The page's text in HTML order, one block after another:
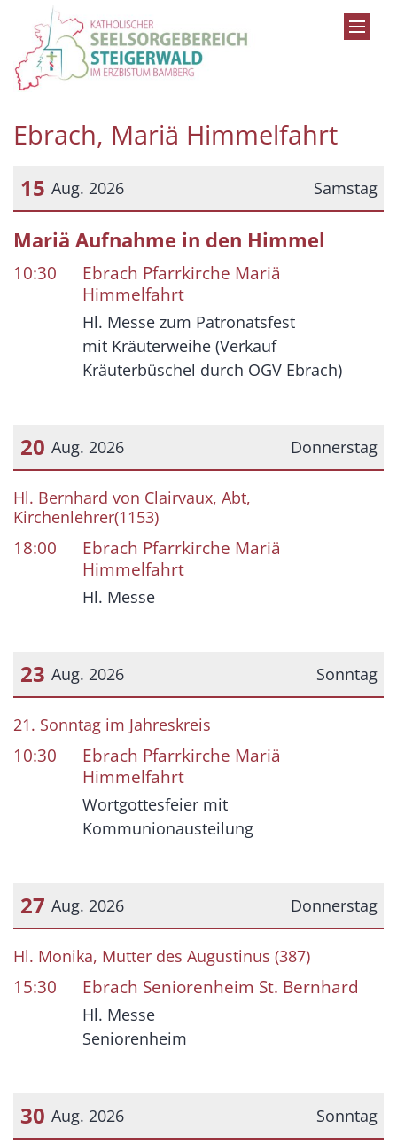
Zum Inhalt springen
Ebrach, Mariä Himmelfahrt
Samstag
15 Aug. 2026
Datum: 15. August 2026
Mariä Aufnahme in den Himmel
10:30
Ebrach Pfarrkirche Mariä
Himmelfahrt
Hl. Messe zum Patronatsfest
mit Kräuterweihe (Verkauf
Kräuterbüschel durch OGV Ebrach)
Donnerstag
20 Aug. 2026
Datum: 20. August 2026
Hl. Bernhard von Clairvaux, Abt,
Kirchenlehrer(1153)
18:00
Ebrach Pfarrkirche Mariä
Himmelfahrt
Hl. Messe
Sonntag
23 Aug. 2026
Datum: 23. August 2026
21. Sonntag im Jahreskreis
10:30
Ebrach Pfarrkirche Mariä
Himmelfahrt
Wortgottesfeier mit
Kommunionausteilung
Donnerstag
27 Aug. 2026
Datum: 27. August 2026
Hl. Monika, Mutter des Augustinus (387)
15:30 Ebrach Seniorenheim St. Bernhard
Hl. Messe
Seniorenheim
Sonntag
30 Aug. 2026